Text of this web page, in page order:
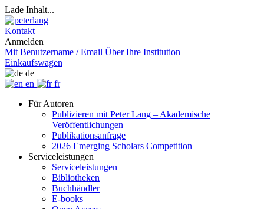
Lade Inhalt...
Kontakt
Anmelden
Mit Benutzername / Email Über Ihre Institution
Einkaufswagen
de
en
fr
Für Autoren
Publizieren mit Peter Lang – Akademische
Veröffentlichungen
Publikationsanfrage
2026 Emerging Scholars Competition
Serviceleistungen
Serviceleistungen
Bibliotheken
Buchhändler
E-books